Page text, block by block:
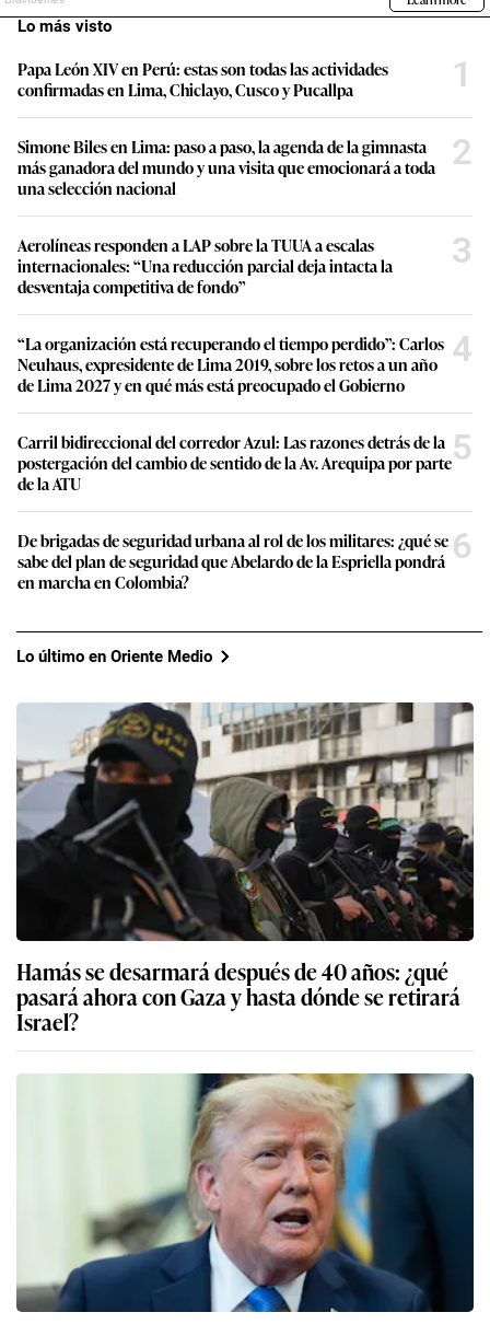
Lo más visto
Papa León XIV en Perú: estas son todas las actividades
confirmadas en Lima, Chiclayo, Cusco y Pucallpa
1
Simone Biles en Lima: paso a paso, la agenda de la gimnasta
más ganadora del mundo y una visita que emocionará a toda
una selección nacional
2
Aerolíneas responden a LAP sobre la TUUA a escalas
internacionales: “Una reducción parcial deja intacta la
desventaja competitiva de fondo”
3
“La organización está recuperando el tiempo perdido”: Carlos
Neuhaus, expresidente de Lima 2019, sobre los retos a un año
de Lima 2027 y en qué más está preocupado el Gobierno
4
Carril bidireccional del corredor Azul: Las razones detrás de la
postergación del cambio de sentido de la Av. Arequipa por parte
de la ATU
5
De brigadas de seguridad urbana al rol de los militares: ¿qué se
sabe del plan de seguridad que Abelardo de la Espriella pondrá
en marcha en Colombia?
6
Lo último en Oriente Medio
Hamás se desarmará después de 40 años: ¿qué
pasará ahora con Gaza y hasta dónde se retirará
Israel?